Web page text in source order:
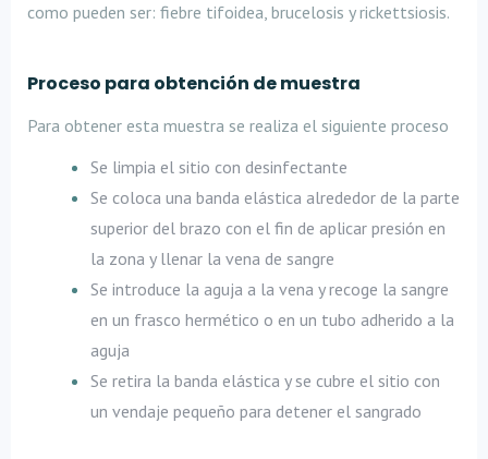
como pueden ser: fiebre tifoidea, brucelosis y rickettsiosis.
Proceso para obtención de muestra
Para obtener esta muestra se realiza el siguiente proceso
Se limpia el sitio con desinfectante
Se coloca una banda elástica alrededor de la parte
superior del brazo con el fin de aplicar presión en
la zona y llenar la vena de sangre
Se introduce la aguja a la vena y recoge la sangre
en un frasco hermético o en un tubo adherido a la
aguja
Se retira la banda elástica y se cubre el sitio con
un vendaje pequeño para detener el sangrado